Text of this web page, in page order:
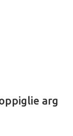
arg